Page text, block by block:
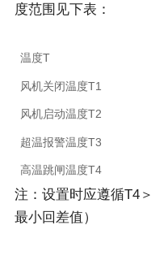
度范围见下表：
温度T
风机关闭温度T1
风机启动温度T2
超温报警温度T3
高温跳闸温度T4
注：设置时应遵循T4＞
最小回差值）